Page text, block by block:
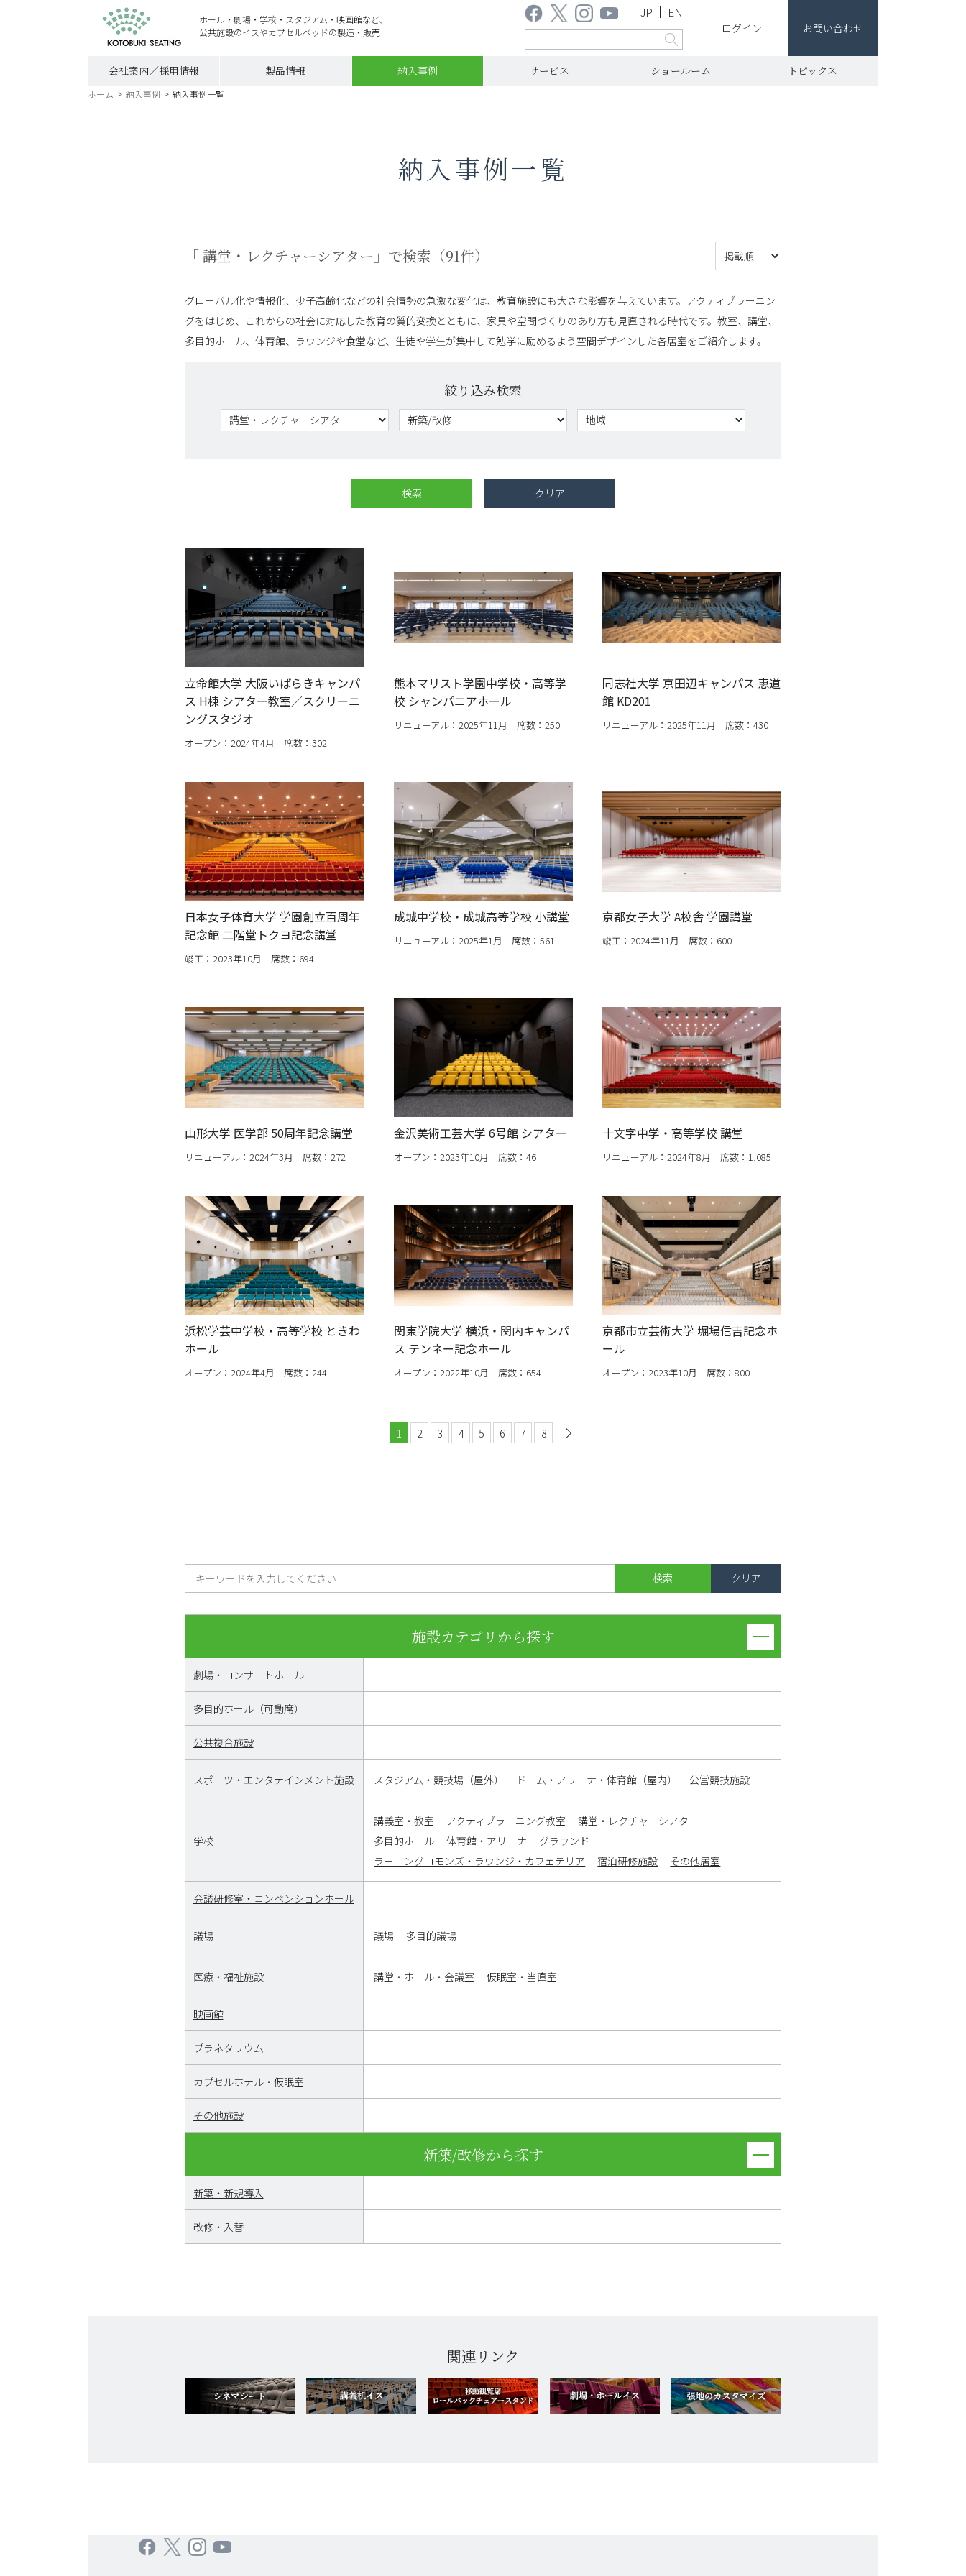
ホール・劇場・学校・スタジアム・映画館など、
公共施設のイスやカプセルベッドの製造・販売
ログイン お問い合わせ
JP EN
会社案内／採用情報 製品情報 納入事例 サービス ショールーム トピックス
ホーム > 納入事例 > 納入事例一覧
納入事例一覧
「 講堂・レクチャーシアター」で検索（91件）
グローバル化や情報化、少子高齢化などの社会情勢の急激な変化は、教育施設にも大きな影響を与えています。アクティブラーニン
グをはじめ、これからの社会に対応した教育の質的変換とともに、家具や空間づくりのあり方も見直される時代です。教室、講堂、
多目的ホール、体育館、ラウンジや食堂など、生徒や学生が集中して勉学に励めるよう空間デザインした各居室をご紹介します。
絞り込み検索
立命館大学 大阪いばらきキャンパ
ス H棟 シアター教室／スクリーニ
ングスタジオ
オープン：2024年4月 席数：302
熊本マリスト学園中学校・高等学
校 シャンパニアホール
リニューアル：2025年11月 席数：250
同志社大学 京田辺キャンパス 恵道
館 KD201
リニューアル：2025年11月 席数：430
日本女子体育大学 学園創立百周年
記念館 二階堂トクヨ記念講堂
竣工：2023年10月 席数：694
成城中学校・成城高等学校 小講堂
リニューアル：2025年1月 席数：561
京都女子大学 A校舎 学園講堂
竣工：2024年11月 席数：600
山形大学 医学部 50周年記念講堂
リニューアル：2024年3月 席数：272
金沢美術工芸大学 6号館 シアター
オープン：2023年10月 席数：46
十文字中学・高等学校 講堂
リニューアル：2024年8月 席数：1,085
浜松学芸中学校・高等学校 ときわ
ホール
オープン：2024年4月 席数：244
関東学院大学 横浜・関内キャンパ
ス テンネー記念ホール
オープン：2022年10月 席数：654
京都市立芸術大学 堀場信吉記念ホ
ール
オープン：2023年10月 席数：800
1 2 3 4 5 6 7 8
施設カテゴリから探す
劇場・コンサートホール
多目的ホール（可動席）
公共複合施設
スポーツ・エンタテインメント施設 スタジアム・競技場（屋外） ドーム・アリーナ・体育館（屋内） 公営競技施設
学校
講義室・教室 アクティブラーニング教室
講堂・レクチャーシアター
多目的ホール
体育館・アリーナ
グラウンド
ラーニングコモンズ・ラウンジ・カフェテリア
宿泊研修施設 その他居室
会議研修室・コンベンションホール
議場 議場 多目的議場
医療・福祉施設 講堂・ホール・会議室 仮眠室・当直室
映画館
プラネタリウム
カプセルホテル・仮眠室
その他施設
新築/改修から探す
新築・新規導入
改修・入替
関連リンク